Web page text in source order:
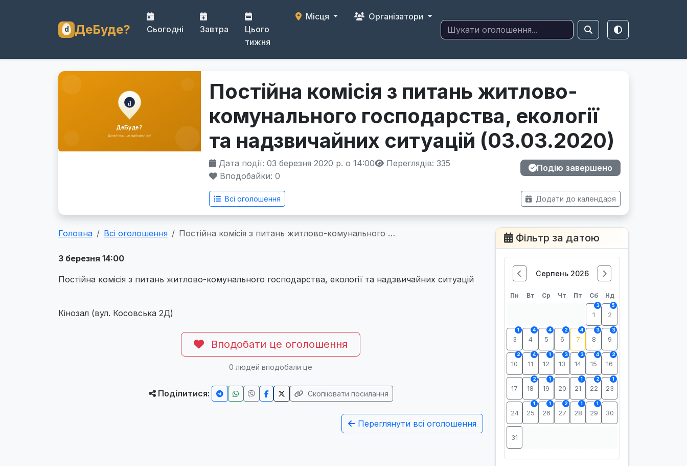
ДеБуде? Сьогодні Завтра
Цього
тижня
Місця Організатори
Постійна комісія з питань житлово-
комунального господарства, екології
та надзвичайних ситуацій (03.03.2020)
Дата події: 03 березня 2020 р. о 14:00
Переглядів: 335
Вподобайки: 0
Подію завершено
Всі оголошення Додати до календаря
Головна Всі оголошення Постійна комісія з питань житлово-комунального …
3 березня 14:00
Постійна комісія з питань житлово-комунального господарства, екології та надзвичайних ситуацій
Кінозал (вул. Косовська 2Д)
Вподобати це оголошення
0 людей вподобали це
Поділитися: Скопіювати посилання
Переглянути всі оголошення
Фільтр за датою
Серпень 2026
Пн Вт Ср Чт Пт Сб Нд
1
3
2
5
3
1
4
4
5
4
6
2
7
4
8
3
9
3
10
2
11
4
12
1
13
3
14
3
15
4
16
2
17 18
2
19
1
20 21
1
22
2
23
1
24 25
1
26
1
27
2
28
1
29
1
30
31